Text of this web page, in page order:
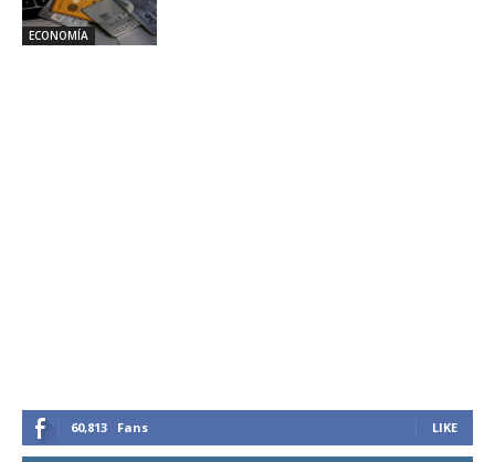
ECONOMÍA
60,813 Fans LIKE